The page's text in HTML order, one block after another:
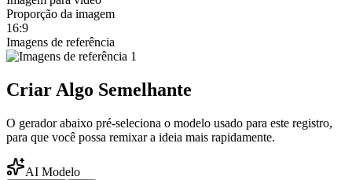
Proporção da imagem
16:9
Imagens de referência
Criar Algo Semelhante
O gerador abaixo pré-seleciona o modelo usado para este registro,
para que você possa remixar a ideia mais rapidamente.
AI Modelo